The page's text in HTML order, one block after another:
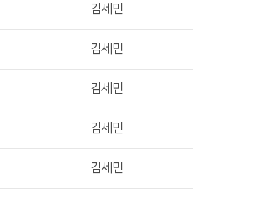
김세민
김세민
김세민
김세민
김세민